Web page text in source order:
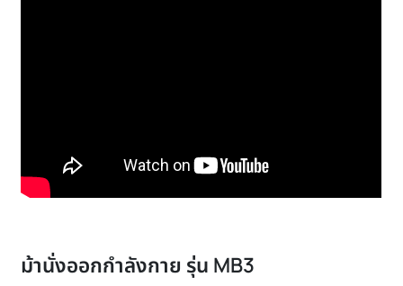
ม้านั่งออกกำลังกาย รุ่น MB3